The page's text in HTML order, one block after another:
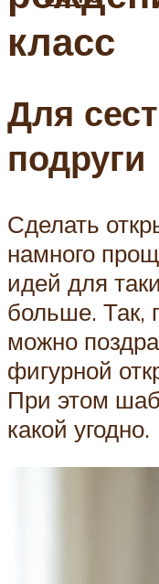
класс
Для
подруги
Сделать
намного
идей для
больше. Так,
можно
фигурной
При этом
какой угодно.